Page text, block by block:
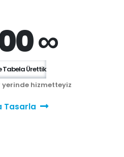
∞
Tabela Ürettik
yerinde hizmetteyiz
Tasarla